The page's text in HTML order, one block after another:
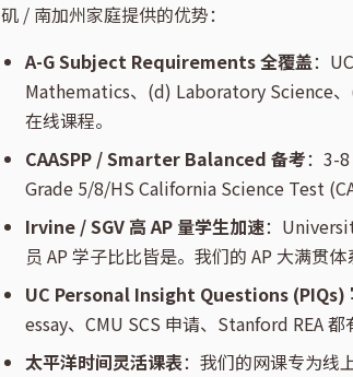
矶 / 南加州家庭提供的优势：
A-G Subject Requirements 全覆盖：
Mathematics、(d) Laboratory Science
在线课程。
CAASPP / Smarter Balanced 备考：3-
Grade 5/8/HS California Science Test
Irvine / SGV 高 AP 量学生加速：
员 AP 学子比比皆是。我们的 AP 大满贯
UC Personal Insight Questions (PIQs)
essay、CMU SCS 申请、Stanford REA 都
太平洋时间灵活课表：我们的网课专为线